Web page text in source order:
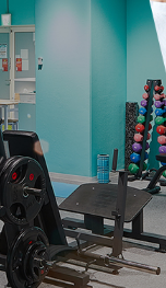
の流れ
AI
採用
マイページ